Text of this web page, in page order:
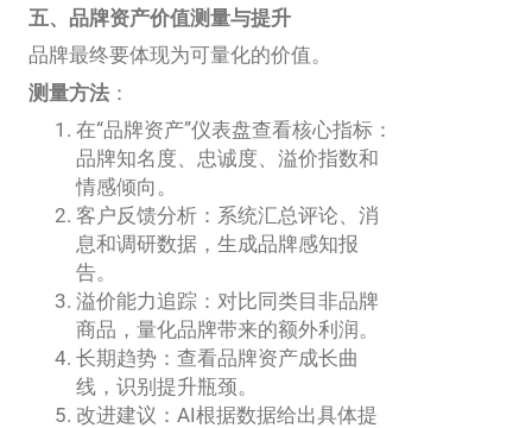
五、品牌资产价值测量与提升
品牌最终要体现为可量化的价值。
测量方法 ：
在“品牌资产”仪表盘查看核心指标：
品牌知名度、忠诚度、溢价指数和
情感倾向。
客户反馈分析：系统汇总评论、消
息和调研数据，生成品牌感知报
告。
溢价能力追踪：对比同类目非品牌
商品，量化品牌带来的额外利润。
长期趋势：查看品牌资产成长曲
线，识别提升瓶颈。
改进建议：AI根据数据给出具体提